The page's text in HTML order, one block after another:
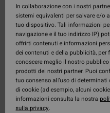
In collaborazione con i nostri
sistemi equivalenti per salvare e/o
tuo dispositivo. Tali informazioni
navigazione e il tuo indirizzo IP)
offrirti contenuti e informazioni
dei contenuti e della pubblicità,
conoscere meglio il nostro
prodotti dei nostri partner. Puoi
tuo consenso all’uso di
di cookie (ad esempio, alcuni
informazioni consulta la nostra
sulla privacy.